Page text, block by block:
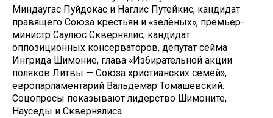
Миндаугас Пуйдокас и Наглис Путейкис, кандидат
правящего Союза крестьян и «зелёных», премьер-
министр Саулюс Сквернялис, кандидат
оппозиционных консерваторов, депутат сейма
Ингрида Шимоние, глава «Избирательной акции
поляков Литвы — Союза христианских семей»,
европарламентарий Вальдемар Томашевский.
Соцопросы показывают лидерство Шимоните,
Науседы и Сквернялиса.